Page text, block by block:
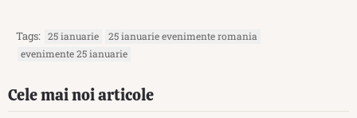
Tags: 25 ianuarie
25 ianuarie evenimente romania
evenimente 25 ianuarie
Cele mai noi articole